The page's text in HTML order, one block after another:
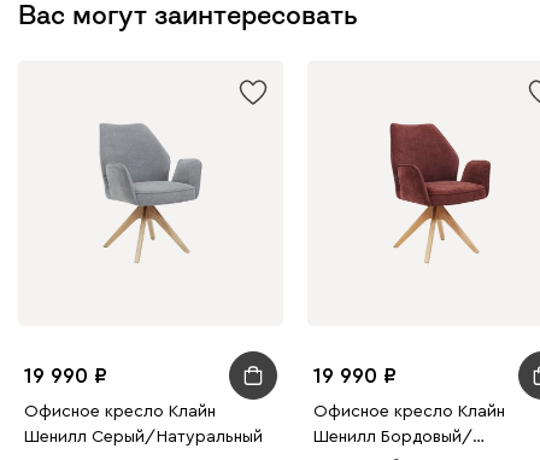
Вас могут заинтересовать
19 990
Офисное кресло Клайн
Шенилл Серый/Натуральный
19 990
Офисное кресло Клайн
Шенилл Бордовый/